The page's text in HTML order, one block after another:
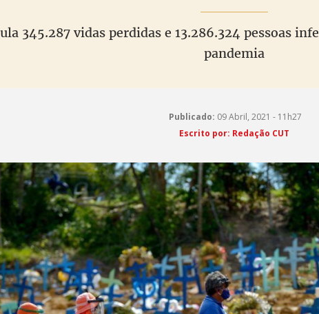
345.287 vidas perdidas e 13.286.324 pessoas
pandemia
Publicado: 09 Abril, 2021 - 11h27
Escrito por: Redação CUT